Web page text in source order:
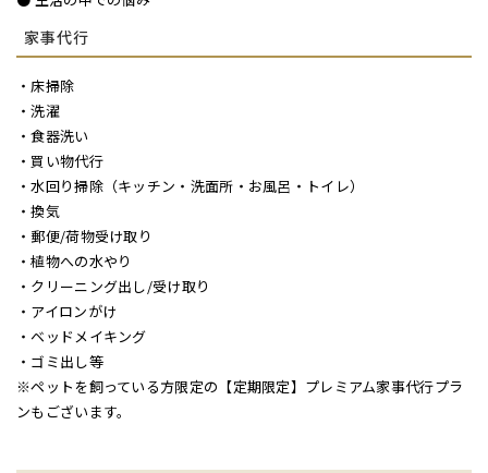
家事代行
・床掃除
・洗濯
・食器洗い
・買い物代行
・水回り掃除（キッチン・洗面所・お風呂・トイレ）
・換気
・郵便/荷物受け取り
・植物への水やり
・クリーニング出し/受け取り
・アイロンがけ
・ベッドメイキング
・ゴミ出し等
※ペットを飼っている方限定の【定期限定】プレミアム家事代行プラ
ンもございます。